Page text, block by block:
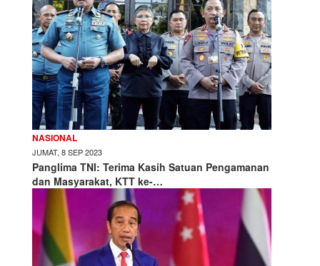
NASIONAL
JUMAT, 8 SEP 2023
Panglima TNI: Terima Kasih Satuan Pengamanan
dan Masyarakat, KTT ke-…